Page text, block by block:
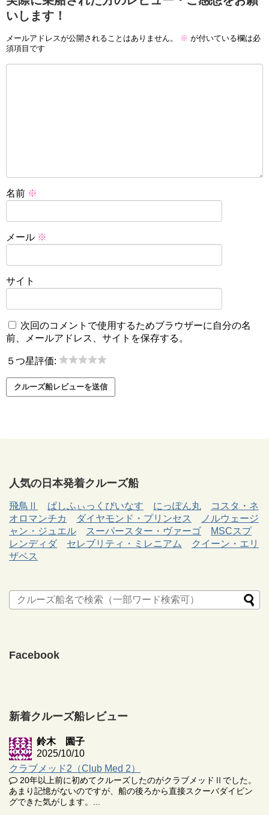
いします！
メールアドレスが公開されることはありません。 ※ が付いている欄は必
須項目です
名前 ※
メール ※
サイト
次回のコメントで使用するためブラウザーに自分の名
前、メールアドレス、サイトを保存する。
５つ星評価:
人気の日本発着クルーズ船
飛鳥Ⅱ ぱしふぃっくびいなす にっぽん丸
コスタ・ネ
オロマンチカ
ダイヤモンド・プリンセス
ノルウェージ
ャン・ジュエル
スーパースター・ヴァーゴ
MSCスプ
レンディダ
セレブリティ・ミレニアム
クイーン・エリ
ザベス
Facebook
新着クルーズ船レビュー
鈴木 園子
2025/10/10
クラブメッド2（Club Med 2）
20年以上前に初めてクルーズしたのがクラブメッドⅡでした。
あまり記憶がないのですが、船の後ろから直接スクーバダイビン
グできた気がします。...